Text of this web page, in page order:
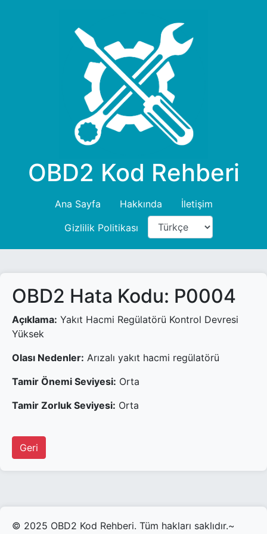
OBD2 Kod Rehberi
Ana Sayfa Hakkında
İletişim
Gizlilik Politikası
OBD2 Hata Kodu: P0004
Açıklama: Yakıt Hacmi Regülatörü Kontrol Devresi
Yüksek
Olası Nedenler: Arızalı yakıt hacmi regülatörü
Tamir Önemi Seviyesi: Orta
Tamir Zorluk Seviyesi: Orta
Geri
© 2025 OBD2 Kod Rehberi. Tüm hakları saklıdır.~